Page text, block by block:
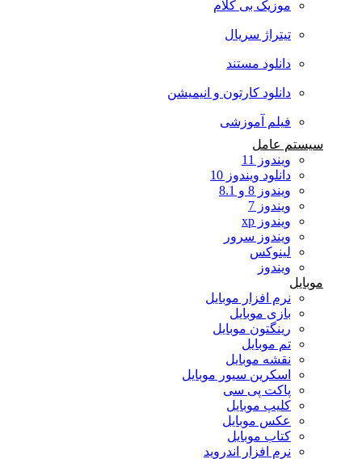
موزیک بی کلام
تیتراژ سریال
دانلود مستند
دانلود کارتون و انیمیشن
فیلم آموزشی
سیستم عامل
ویندوز 11
دانلود ویندوز 10
ویندوز 8 و 8.1
ویندوز 7
ویندوز xp
ویندوز سرور
لینوکس
ویندوز
موبایل
نرم افزار موبایل
بازی موبایل
رینگتون موبایل
تم موبایل
نقشه موبایل
اسکرین سیور موبایل
پاکت پی سی
کلیپ موبایل
عکس موبایل
کتاب موبایل
نرم افزار اندروید